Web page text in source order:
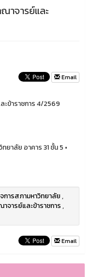
าจารย์และ
Email
ข้าราชการ 4/2569
ยาลัย อาคาร 31 ชั้น 5 •
การสภามหาวิทยาลัย,
จารย์และข้าราชการ,
Email